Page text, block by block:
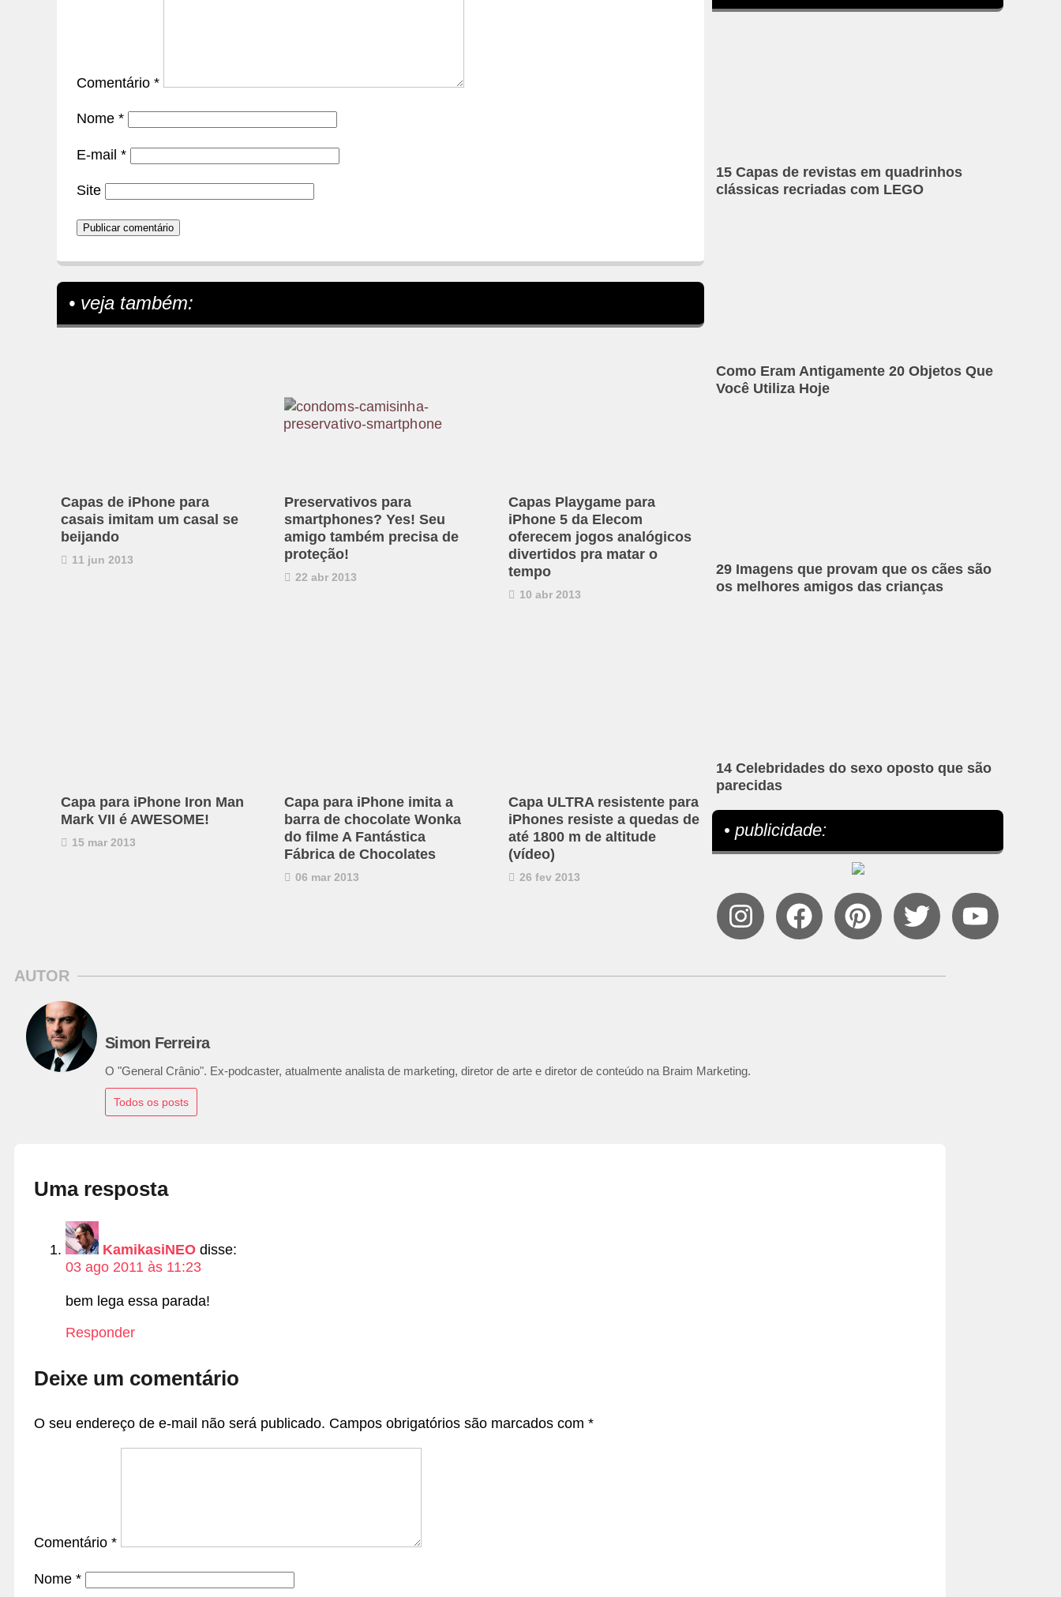
Comentário *
Nome *
E-mail *
Site
• veja também:
Capas de iPhone para
casais imitam um casal se
beijando
11 jun 2013
Preservativos para
smartphones? Yes! Seu
amigo também precisa de
proteção!
22 abr 2013
Capas Playgame para
iPhone 5 da Elecom
oferecem jogos analógicos
divertidos pra matar o
tempo
10 abr 2013
Capa para iPhone Iron Man
Mark VII é AWESOME!
15 mar 2013
Capa para iPhone imita a
barra de chocolate Wonka
do filme A Fantástica
Fábrica de Chocolates
06 mar 2013
Capa ULTRA resistente para
iPhones resiste a quedas de
até 1800 m de altitude
(vídeo)
26 fev 2013
15 Capas de revistas em quadrinhos
clássicas recriadas com LEGO
Como Eram Antigamente 20 Objetos Que
Você Utiliza Hoje
29 Imagens que provam que os cães são
os melhores amigos das crianças
14 Celebridades do sexo oposto que são
parecidas
• publicidade:
AUTOR
Simon Ferreira
O "General Crânio". Ex-podcaster, atualmente analista de marketing, diretor de arte e diretor de conteúdo na Braim Marketing.
Todos os posts
Uma resposta
KamikasiNEO disse:
03 ago 2011 às 11:23
bem lega essa parada!
Responder
Deixe um comentário
O seu endereço de e-mail não será publicado. Campos obrigatórios são marcados com *
Comentário *
Nome *